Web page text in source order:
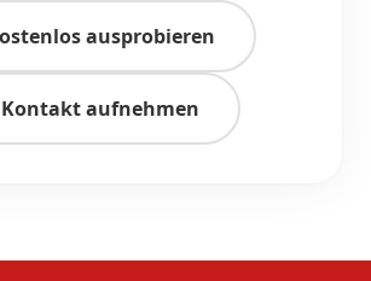
ausprobieren
Kontakt aufnehmen